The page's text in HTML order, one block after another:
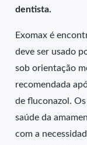
dentista.
Exomax é
deve ser usado
sob orientação
recomendada
de fluconazol.
saúde da
com a